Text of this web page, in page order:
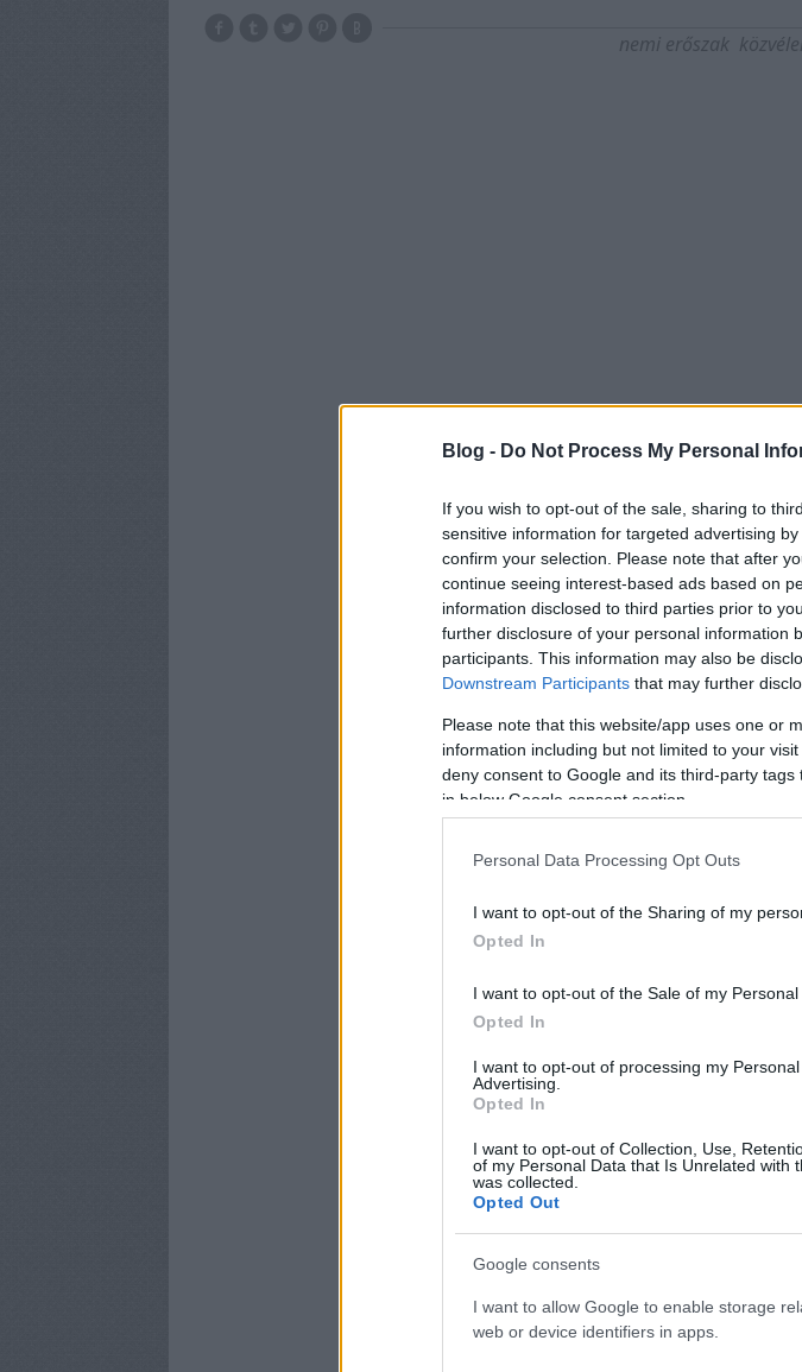
Blog - Do Not Process My Personal
If you wish to opt-out of the sale, sharing to
sensitive information for targeted advertising
confirm your selection. Please note that after
continue seeing interest-based ads based on
information disclosed to third parties prior to
further disclosure of your personal information
participants. This information may also be
Downstream Participants that may further
Please note that this website/app uses one or
information including but not limited to your
deny consent to Google and its third-party
in below Google consent section.
Personal Data Processing Opt Outs
I want to opt-out of the Sharing of my
Opted In
I want to opt-out of the Sale of my Personal
Opted In
I want to opt-out of processing my
Advertising.
Opted In
I want to opt-out of Collection, Use,
of my Personal Data that Is Unrelated with
was collected.
Opted Out
Google consents
I want to allow Google to enable storage
web or device identifiers in apps.
nemi erőszak